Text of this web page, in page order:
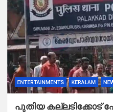
ENTERTAINMENTS KERALAM
പുതിയ കല്ലടിക്കോട്